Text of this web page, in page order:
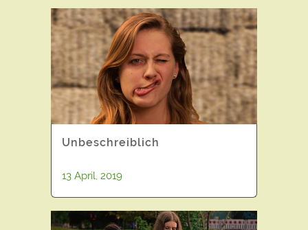
Unbeschreiblich
13 April, 2019